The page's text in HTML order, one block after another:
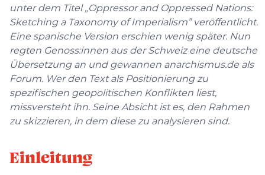
unter dem Titel „Oppressor and Oppressed Nations:
Sketching a Taxonomy of Imperialism” veröffentlicht.
Eine spanische Version erschien wenig später. Nun
regten Genoss:innen aus der Schweiz eine deutsche
Übersetzung an und gewannen anarchismus.de als
Forum. Wer den Text als Positionierung zu
spezifischen geopolitischen Konflikten liest,
missversteht ihn. Seine Absicht ist es, den Rahmen
zu skizzieren, in dem diese zu analysieren sind.
Einleitung